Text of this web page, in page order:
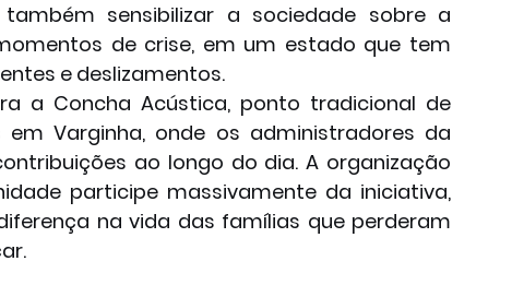
sensibilizar a sociedade sobre a
de crise, em um estado que tem
e deslizamentos.
a Concha Acústica, ponto tradicional de
Varginha, onde os administradores da
ao longo do dia. A organização
participe massivamente da iniciativa,
na vida das famílias que perderam